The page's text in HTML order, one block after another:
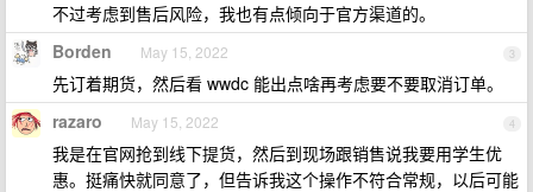
不过考虑到售后风险，我也有点倾向于官方渠道的。
3
Borden May 15, 2022
先订着期货，然后看 wwdc 能出点啥再考虑要不要取消订单。
4
razaro May 15, 2022
我是在官网抢到线下提货，然后到现场跟销售说我要用学生优
惠。挺痛快就同意了，但告诉我这个操作不符合常规，以后可能